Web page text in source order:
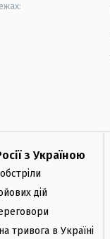
з Україною
дій
тривога в Україні